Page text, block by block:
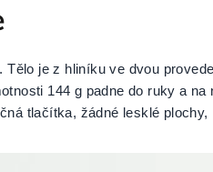
Tělo je z hliníku ve dvou
144 g padne do ruky a
tlačítka, žádné lesklé